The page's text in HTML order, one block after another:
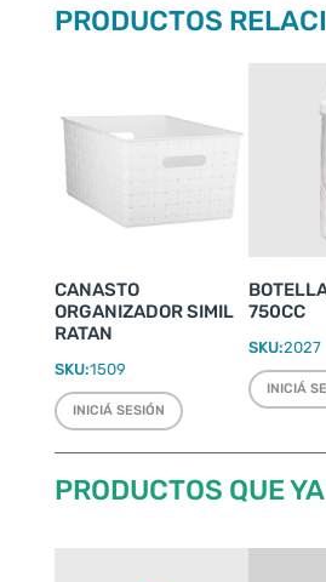
PRODUCTOS
CANASTO
ORGANIZADOR SIMIL
RATAN
SKU:1509
INICIÁ SESIÓN
750CC
SKU:2027
INICIÁ
PRODUCTOS QUE